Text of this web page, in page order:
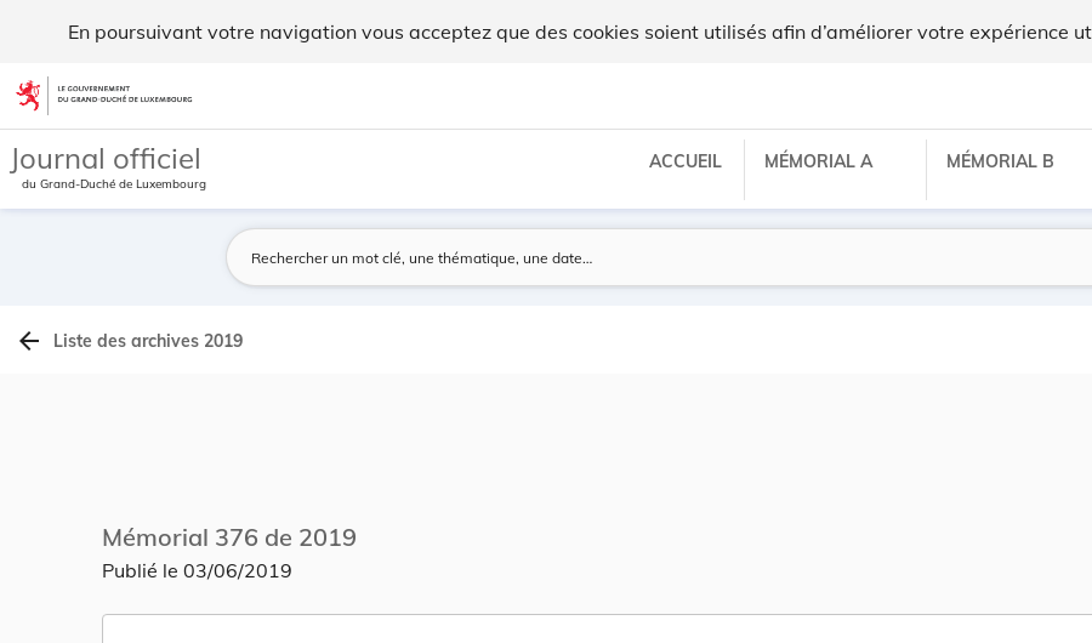
En poursuivant votre navigation vous acceptez que des cookies soient utilisés afin d’améliorer votre expérience
Aller au contenu
Journal officiel
du Grand-Duché de Luxembourg
ACCUEIL MÉMORIAL A MÉMORIAL B
arrow_back Liste des archives 2019
Mémorial 376 de 2019
Publié le 03/06/2019